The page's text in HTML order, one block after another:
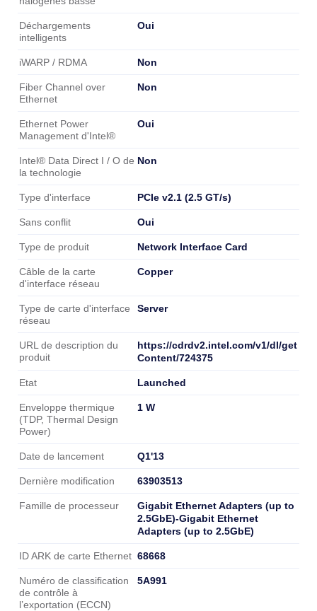
Déchargements
intelligents
Oui
iWARP / RDMA Non
Fiber Channel over
Ethernet
Non
Ethernet Power
Management d'Intel®
Oui
Intel® Data Direct I / O de
la technologie
Non
Type d'interface PCIe v2.1 (2.5 GT/s)
Sans conflit Oui
Type de produit Network Interface Card
Câble de la carte
d'interface réseau
Copper
Type de carte d'interface
réseau
Server
URL de description du
produit
https://cdrdv2.intel.com/v1/dl/get
Content/724375
Etat Launched
Enveloppe thermique
(TDP, Thermal Design
Power)
1 W
Date de lancement Q1'13
Dernière modification 63903513
Famille de processeur
Gigabit Ethernet Adapters (up to
2.5GbE)-Gigabit Ethernet
Adapters (up to 2.5GbE)
ID ARK de carte Ethernet 68668
Numéro de classification
de contrôle à
l’exportation (ECCN)
5A991